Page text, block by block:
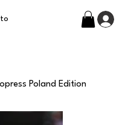
Poland Edition